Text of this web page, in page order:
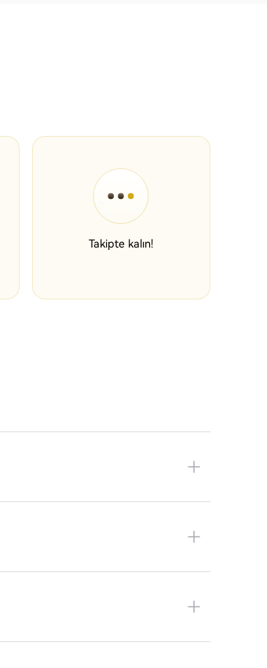
Takipte kalın!